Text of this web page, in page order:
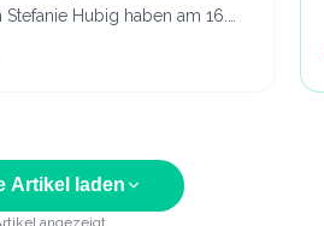
Hubig haben am 16.
Aktionsplan gegen
Artikel laden